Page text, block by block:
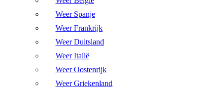
Weer Spanje
Weer Frankrijk
Weer Duitsland
Weer Italië
Weer Oostenrijk
Weer Griekenland